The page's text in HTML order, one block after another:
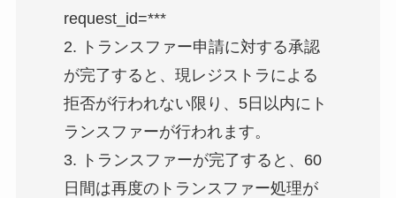
request_id=***
2. トランスファー申請に対する承認
が完了すると、現レジストラによる
拒否が行われない限り、5日以内にト
ランスファーが行われます。
3. トランスファーが完了すると、60
日間は再度のトランスファー処理が